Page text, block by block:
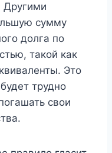
Другими
сумму
долга по
такой как
Это
трудно
свои